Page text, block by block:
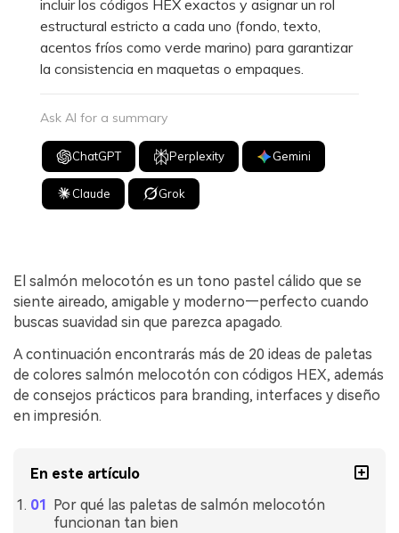
incluir los códigos HEX exactos y asignar un rol
estructural estricto a cada uno (fondo, texto,
acentos fríos como verde marino) para garantizar
la consistencia en maquetas o empaques.
Ask AI for a summary
ChatGPT Perplexity Gemini
Claude Grok
El salmón melocotón es un tono pastel cálido que se
siente aireado, amigable y moderno—perfecto cuando
buscas suavidad sin que parezca apagado.
A continuación encontrarás más de 20 ideas de paletas
de colores salmón melocotón con códigos HEX, además
de consejos prácticos para branding, interfaces y diseño
en impresión.
En este artículo
Por qué las paletas de salmón melocotón
funcionan tan bien